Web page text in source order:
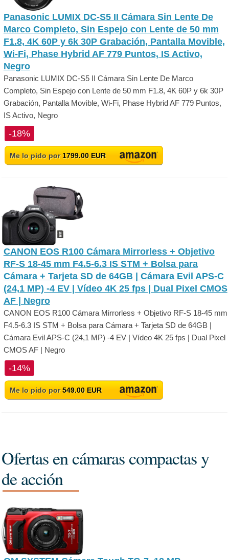
Panasonic LUMIX DC-S5 II Cámara Sin Lente De
Marco Completo, Sin Espejo con Lente de 50 mm
F1.8, 4K 60P y 6k 30P Grabación, Pantalla Movible,
Wi-Fi, Phase Hybrid AF 779 Puntos, IS Activo,
Negro
Panasonic LUMIX DC-S5 II Cámara Sin Lente De Marco
Completo, Sin Espejo con Lente de 50 mm F1.8, 4K 60P y 6k 30P
Grabación, Pantalla Movible, Wi-Fi, Phase Hybrid AF 779 Puntos,
IS Activo, Negro
-18%
Me lo pido por 1799.00 EUR
CANON EOS R100 Cámara Mirrorless + Objetivo
RF-S 18-45 mm F4.5-6.3 IS STM + Bolsa para
Cámara + Tarjeta SD de 64GB | Cámara Evil APS-C
(24,1 MP) -4 EV | Vídeo 4K 25 fps | Dual Pixel CMOS
AF | Negro
CANON EOS R100 Cámara Mirrorless + Objetivo RF-S 18-45 mm
F4.5-6.3 IS STM + Bolsa para Cámara + Tarjeta SD de 64GB |
Cámara Evil APS-C (24,1 MP) -4 EV | Vídeo 4K 25 fps | Dual Pixel
CMOS AF | Negro
-14%
Me lo pido por549.00 EUR
Ofertas en cámaras compactas y
de acción